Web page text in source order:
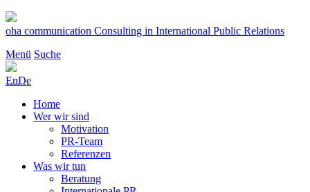
Zum
Inhalt
oha communication Consulting in International Public Relations
Menü Suche
EnDe
Home
Wer wir sind
Motivation
PR-Team
Referenzen
Was wir tun
Beratung